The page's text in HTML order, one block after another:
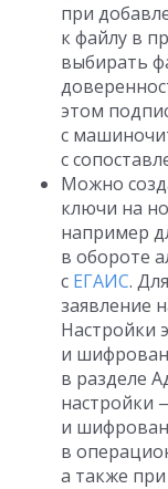
при
к файлу в
выбирать
этом
с
с
Можно
ключи на
например
в обороте
с ЕГАИС.
заявление
Настройки
и
в разделе
настройки
и
в
а также